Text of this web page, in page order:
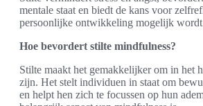
mentale staat en biedt de kans voor
persoonlijke ontwikkeling mogelijk
Hoe bevordert stilte mindfulness?
Stilte maakt het gemakkelijker om in het
zijn. Het stelt individuen in staat om
en helpt hen zich te focussen op hun